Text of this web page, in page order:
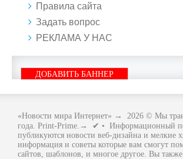
Правила сайта
Задать вопрос
РЕКЛАМА У НАС
ДОБАВИТЬ БАННЕР
«Новости мира Интернет» → 2026 © Мы
года. Print-Prime.→ ✔ • Информационный
публикуются новости веб-дизайна и мелкие
информация и советы которые вам смогут
сайтов, шаблонов, и многое другое. Вы